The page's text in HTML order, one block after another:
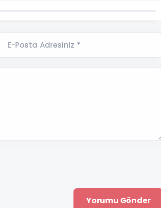
E-Posta Adresiniz *